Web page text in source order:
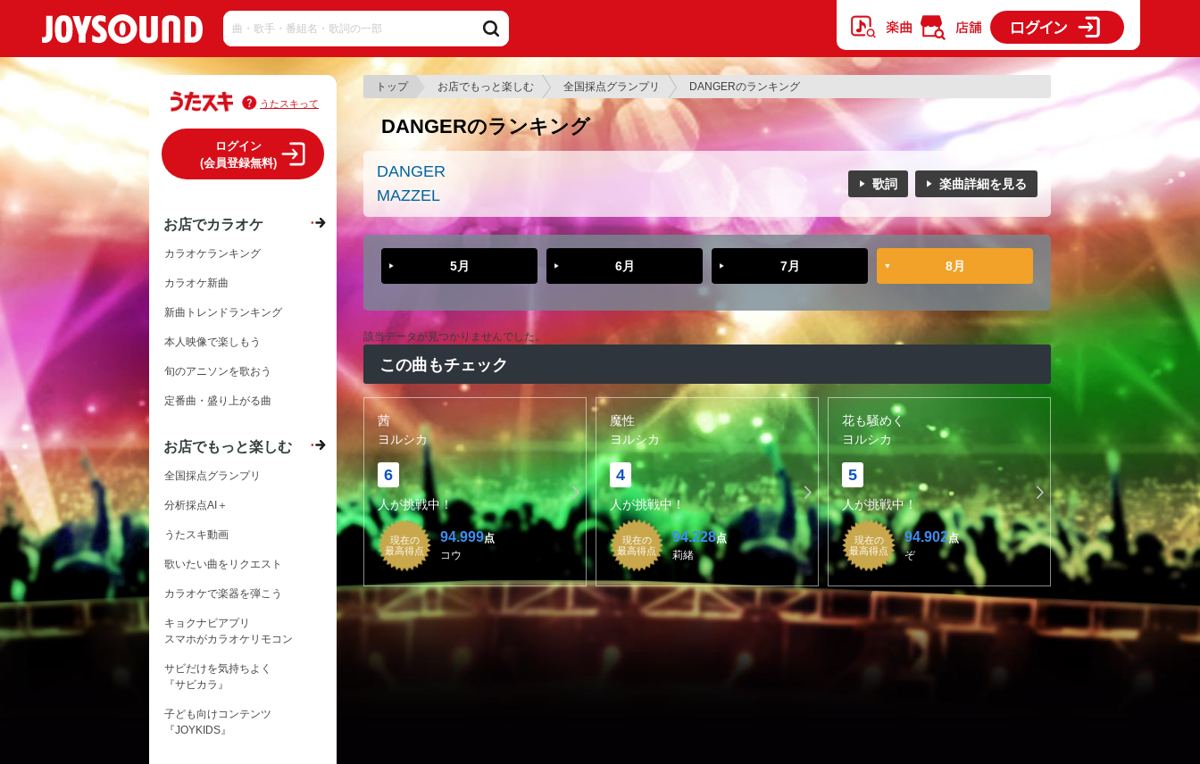
トップ お店でもっと楽しむ 全国採点グランプリ DANGERのランキング
DANGERのランキング
DANGER
MAZZEL
歌詞 楽曲詳細を見る
5月 6月 7月 8月
該当データが見つかりませんでした。
この曲もチェック
茜
ヨルシカ
6
人が挑戦中！
現在の
最高得点
94.999点
コウ
魔性
ヨルシカ
4
人が挑戦中！
現在の
最高得点
94.228点
莉緒
花も騒めく
ヨルシカ
5
人が挑戦中！
現在の
最高得点
94.902点
ぞ
うたスキって
ログイン
(会員登録無料)
お店でカラオケ
カラオケランキング
カラオケ新曲
新曲トレンドランキング
本人映像で楽しもう
旬のアニソンを歌おう
定番曲・盛り上がる曲
お店でもっと楽しむ
全国採点グランプリ
分析採点AI＋
うたスキ動画
歌いたい曲をリクエスト
カラオケで楽器を弾こう
キョクナビアプリ
スマホがカラオケリモコン
サビだけを気持ちよく
『サビカラ』
子ども向けコンテンツ
『JOYKIDS』